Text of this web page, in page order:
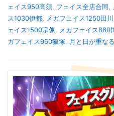
ェイス950高須, フェイス全店合同,
ス1030伊都, メガフェイス1250田川
ェイス1500宗像, メガフェイス880
ガフェイス960飯塚, 月と日が重な